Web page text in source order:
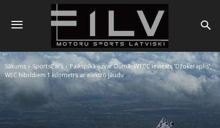
Sākums SportsCars
Paikspīkā uzvar Dumā, WTCC ieviests 'Džokeraplis',
WEC hibrīdiem 1.kilometrs ar elektro jaudu